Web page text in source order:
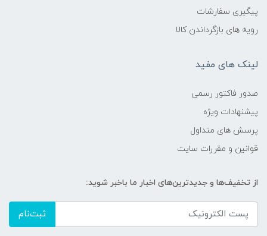
پیگیری سفارشات
رویه های بازگرداندن کالا
لینک های مفید
صدور فاکتور رسمی
پیشنهادات ویژه
پرسش های متداول
قوانین و مقررات سایت
از تخفیف‌ها و جدیدترین‌های اخبار ما باخبر شوید:
ثبت‌نام